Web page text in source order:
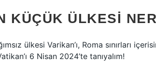
KÜÇÜK ÜLKESI
ülkesi Varikan’ı, Roma sınırları
6 Nisan 2024’te tanıyalım!